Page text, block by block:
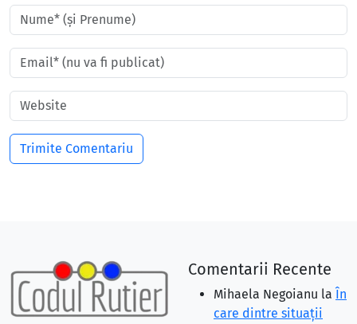
Comentarii Recente
Mihaela Negoianu la În
care dintre situaţii